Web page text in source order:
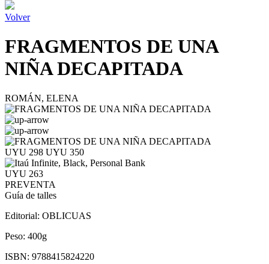
Volver
FRAGMENTOS DE UNA
NIÑA DECAPITADA
ROMÁN, ELENA
UYU 298 UYU 350
UYU 263
PREVENTA
Guía de talles
Editorial: OBLICUAS
Peso: 400g
ISBN: 9788415824220